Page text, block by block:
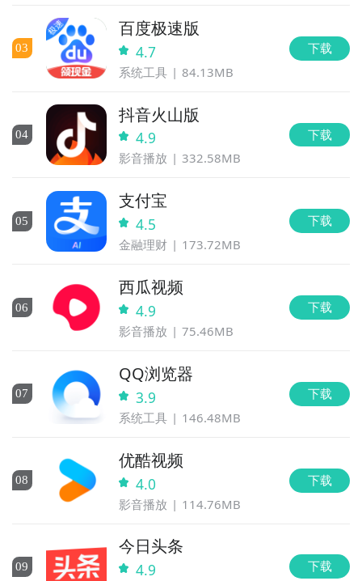
03
百度极速版
4.7
系统工具 84.13MB
下载
04
抖音火山版
4.9
影音播放 332.58MB
下载
05
支付宝
4.5
金融理财 173.72MB
下载
06
西瓜视频
4.9
影音播放 75.46MB
下载
07
QQ浏览器
3.9
系统工具 146.48MB
下载
08
优酷视频
4.0
影音播放 114.76MB
下载
09
今日头条
4.9 下载